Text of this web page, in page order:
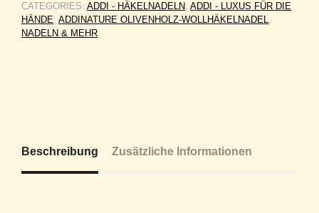
CATEGORIES: ADDI - HÄKELNADELN, ADDI - LUXUS FÜR DIE
HÄNDE, ADDINATURE OLIVENHOLZ-WOLLHÄKELNADEL,
NADELN & MEHR
Beschreibung Zusätzliche Informationen